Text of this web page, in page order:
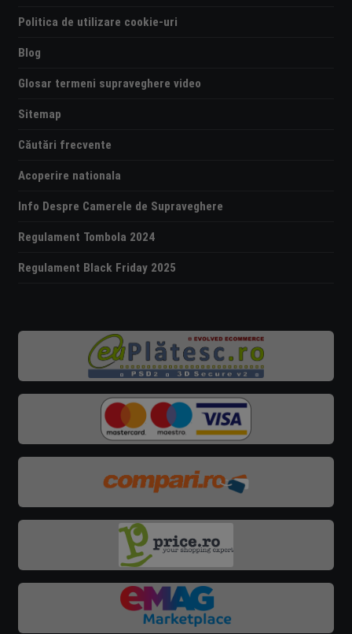
Politica de utilizare cookie-uri
Blog
Glosar termeni supraveghere video
Sitemap
Căutări frecvente
Acoperire nationala
Info Despre Camerele de Supraveghere
Regulament Tombola 2024
Regulament Black Friday 2025